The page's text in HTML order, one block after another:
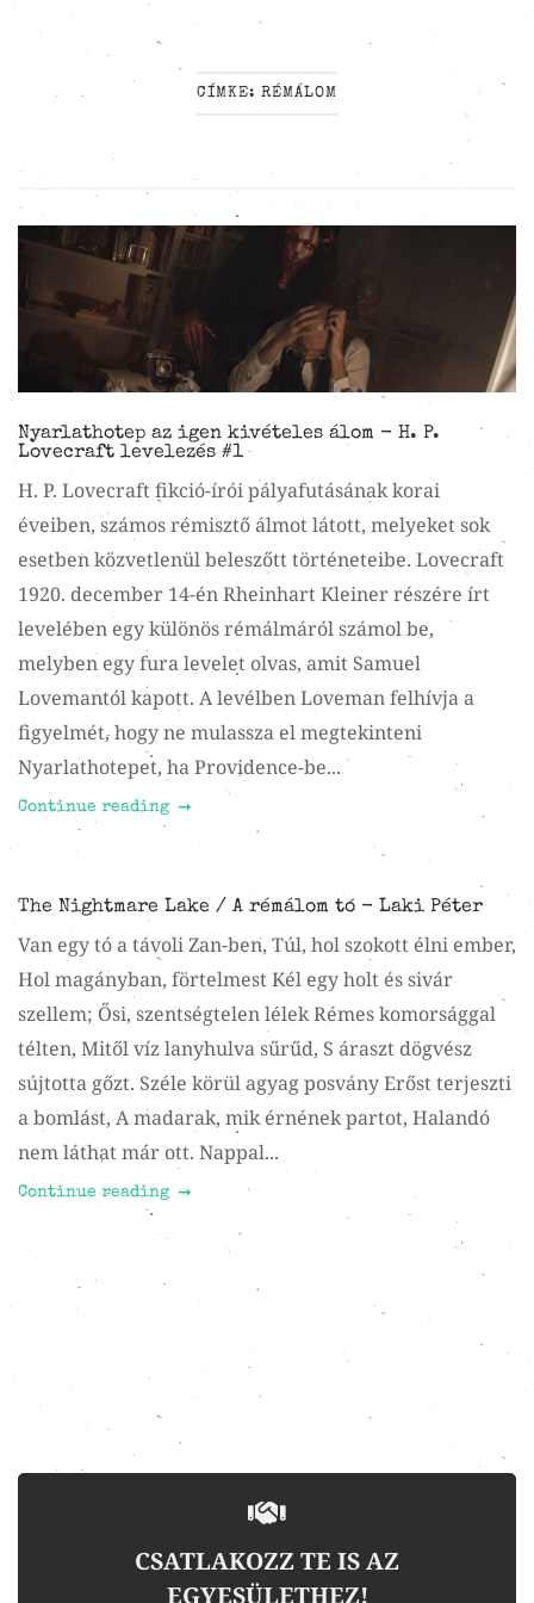
CÍMKE: RÉMÁLOM
Nyarlathotep az igen kivételes álom - H. P.
Lovecraft levelezés #1
H. P. Lovecraft fikció-írói pályafutásának korai
éveiben, számos rémisztő álmot látott, melyeket sok
esetben közvetlenül beleszőtt történeteibe. Lovecraft
1920. december 14-én Rheinhart Kleiner részére írt
levelében egy különös rémálmáról számol be,
melyben egy fura levelet olvas, amit Samuel
Lovemantól kapott. A levélben Loveman felhívja a
figyelmét, hogy ne mulassza el megtekinteni
Nyarlathotepet, ha Providence-be...
Continue reading
The Nightmare Lake / A rémálom tó - Laki Péter
Van egy tó a távoli Zan-ben, Túl, hol szokott élni ember,
Hol magányban, förtelmest Kél egy holt és sivár
szellem; Ősi, szentségtelen lélek Rémes komorsággal
télten, Mitől víz lanyhulva sűrűd, S áraszt dögvész
sújtotta gőzt. Széle körül agyag posvány Erőst terjeszti
a bomlást, A madarak, mik érnének partot, Halandó
nem láthat már ott. Nappal...
Continue reading
CSATLAKOZZ TE IS AZ
EGYESÜLETHEZ!